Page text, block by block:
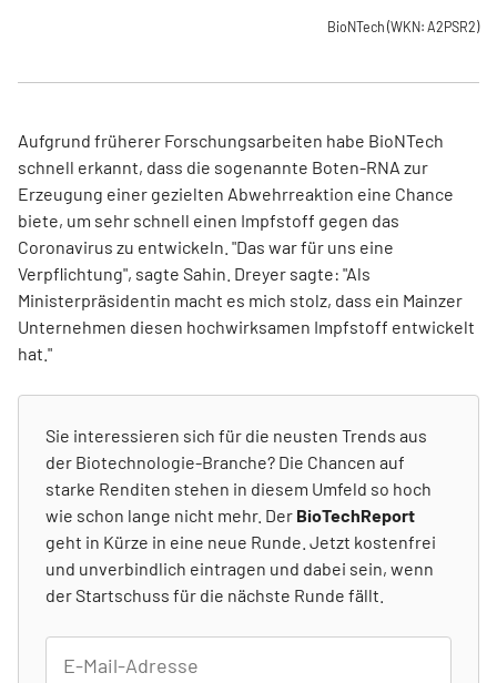
BioNTech (WKN: A2PSR2)
Aufgrund früherer Forschungsarbeiten habe BioNTech
schnell erkannt, dass die sogenannte Boten-RNA zur
Erzeugung einer gezielten Abwehrreaktion eine Chance
biete, um sehr schnell einen Impfstoff gegen das
Coronavirus zu entwickeln. "Das war für uns eine
Verpflichtung", sagte Sahin. Dreyer sagte: "Als
Ministerpräsidentin macht es mich stolz, dass ein Mainzer
Unternehmen diesen hochwirksamen Impfstoff entwickelt
hat."
Sie interessieren sich für die neusten Trends aus
der Biotechnologie-Branche? Die Chancen auf
starke Renditen stehen in diesem Umfeld so hoch
wie schon lange nicht mehr. Der BioTechReport
geht in Kürze in eine neue Runde. Jetzt kostenfrei
und unverbindlich eintragen und dabei sein, wenn
der Startschuss für die nächste Runde fällt.